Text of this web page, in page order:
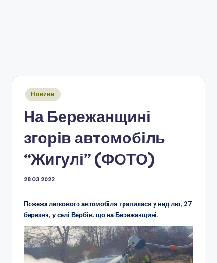
Опубліковано
Новини
На Бережанщині
згорів автомобіль
“Жигулі” (ФОТО)
28.03.2022
Пожежа легкового автомобіля трапилася у неділю, 27
березня, у селі Вербів, що на Бережанщині.